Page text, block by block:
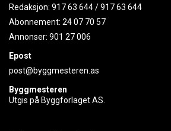
Redaksjon: 917 63 644/917 63 644
Abonnement: 24 07 70 57
Annonser: 901 27 006
Epost
post@byggmesteren.as
Byggmesteren
Utgis på Byggforlaget AS.